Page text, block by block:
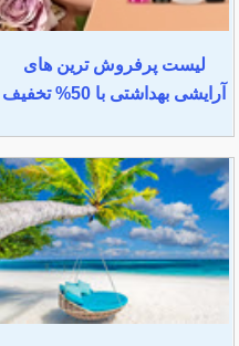
لیست پرفروش ترین های
آرایشی بهداشتی با 50% تخفیف